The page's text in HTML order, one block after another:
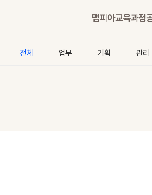
맵피아교육과정
전체 업무 기획 관리